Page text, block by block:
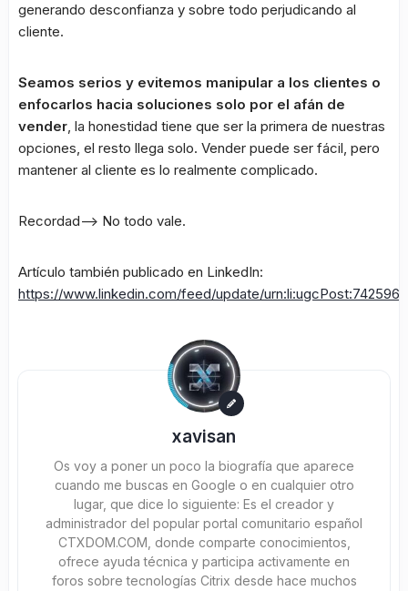
generando desconfianza y sobre todo perjudicando al
cliente.
Seamos serios y evitemos manipular a los clientes o
enfocarlos hacia soluciones solo por el afán de
vender, la honestidad tiene que ser la primera de nuestras
opciones, el resto llega solo. Vender puede ser fácil, pero
mantener al cliente es lo realmente complicado.
Recordad–> No todo vale.
Artículo también publicado en LinkedIn:
https://www.linkedin.com/feed/update/
xavisan
Os voy a poner un poco la biografía que aparece
cuando me buscas en Google o en cualquier otro
lugar, que dice lo siguiente: Es el creador y
administrador del popular portal comunitario español
CTXDOM.COM, donde comparte conocimientos,
ofrece ayuda técnica y participa activamente en
foros sobre tecnologías Citrix desde hace muchos